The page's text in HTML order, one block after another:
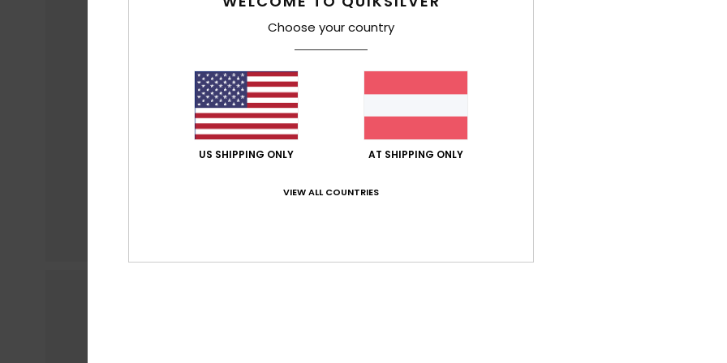
Choose your country
US SHIPPING ONLY AT SHIPPING ONLY
VIEW ALL COUNTRIES